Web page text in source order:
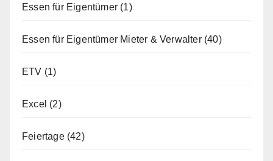
Essen für Eigentümer (1)
Essen für Eigentümer Mieter & Verwalter(40)
ETV (1)
Excel (2)
Feiertage(42)